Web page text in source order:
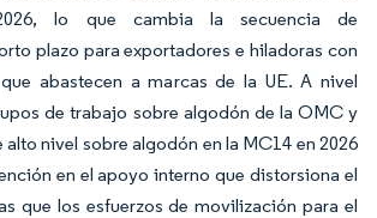
lo que cambia la secuencia de
plazo para exportadores e hiladoras con
abastecen a marcas de la UE. A nivel
de trabajo sobre algodón de la OMC y
alto nivel sobre algodón en la MC14 en 2026
en el apoyo interno que distorsiona el
que los esfuerzos de movilización para el